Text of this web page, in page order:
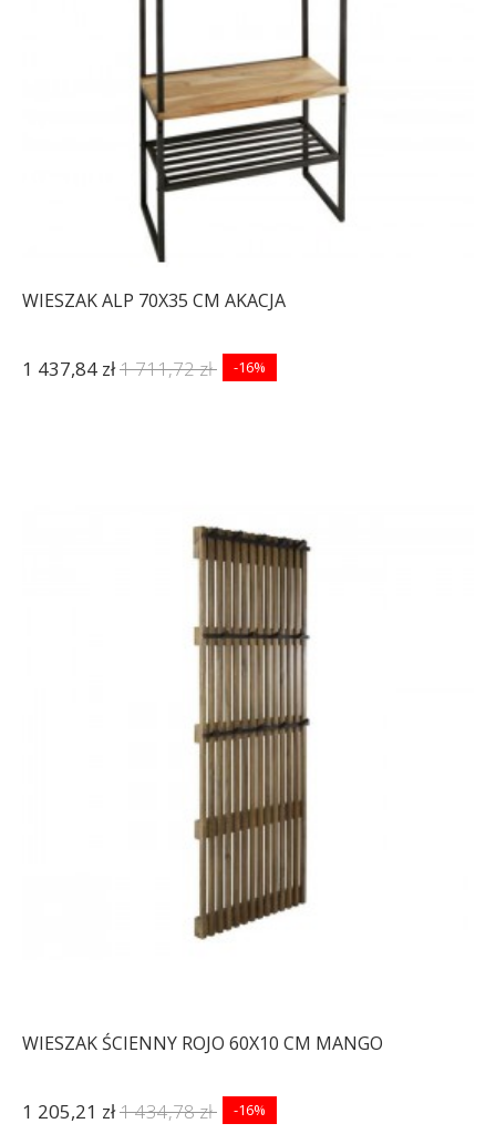
WIESZAK ALP 70X35 CM AKACJA
1 437,84 zł1 711,72 zł -16%
WIESZAK ŚCIENNY ROJO 60X10 CM MANGO
1 205,21 zł1 434,78 zł -16%